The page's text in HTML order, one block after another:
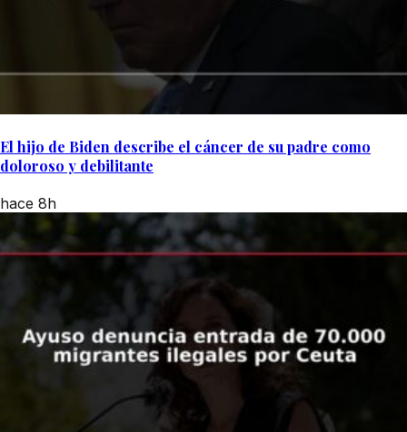
El hijo de Biden describe el cáncer de su padre como
doloroso y debilitante
hace 8h